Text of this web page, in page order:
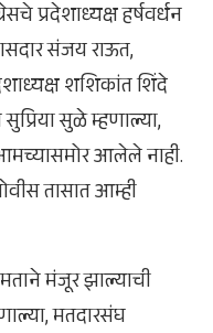
प्रदेशाध्यक्ष हर्षवर्धन
संजय राऊत,
शशिकांत शिंदे
सुळे म्हणाल्या,
आलेले नाही.
तासात आम्ही
मंजूर झाल्याची
मतदारसंघ